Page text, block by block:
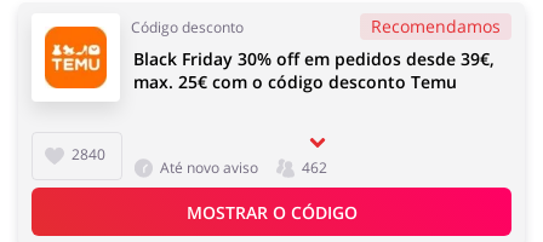
Código desconto Recomendamos
2840
Black Friday 30% off em pedidos desde 39€,
max. 25€ com o código desconto Temu
Até novo aviso 462
MOSTRAR O CÓDIGO